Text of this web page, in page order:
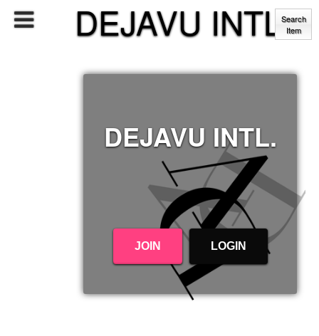
DEJAVU INTL.
DEJAVU INTL.
JOIN LOGIN
Search
Item